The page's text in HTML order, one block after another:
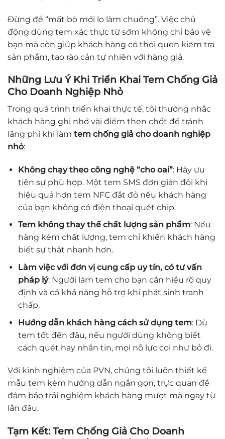
Đừng để “mất bò mới lo làm chuồng”. Việc chủ
động dùng tem xác thực từ sớm không chỉ bảo vệ
bạn mà còn giúp khách hàng có thói quen kiểm tra
sản phẩm, tạo rào cản tự nhiên với hàng giả.
Những Lưu Ý Khi Triển Khai Tem Chống Giả
Cho Doanh Nghiệp Nhỏ
Trong quá trình triển khai thực tế, tôi thường nhắc
khách hàng ghi nhớ vài điểm then chốt để tránh
lãng phí khi làm tem chống giả cho doanh nghiệp
nhỏ:
Không chạy theo công nghệ “cho oai”: Hãy ưu
tiên sự phù hợp. Một tem SMS đơn giản đôi khi
hiệu quả hơn tem NFC đắt đỏ nếu khách hàng
của bạn không có điện thoại quét chip.
Tem không thay thế chất lượng sản phẩm: Nếu
hàng kém chất lượng, tem chỉ khiến khách hàng
biết sự thật nhanh hơn.
Làm việc với đơn vị cung cấp uy tín, có tư vấn
pháp lý: Người làm tem cho bạn cần hiểu rõ quy
định và có khả năng hỗ trợ khi phát sinh tranh
chấp.
Hướng dẫn khách hàng cách sử dụng tem: Dù
tem tốt đến đâu, nếu người dùng không biết
cách quét hay nhắn tin, mọi nỗ lực coi như bỏ đi.
Với kinh nghiệm của PVN, chúng tôi luôn thiết kế
mẫu tem kèm hướng dẫn ngắn gọn, trực quan để
đảm bảo trải nghiệm khách hàng mượt mà ngay từ
lần đầu.
Tạm Kết: Tem Chống Giả Cho Doanh